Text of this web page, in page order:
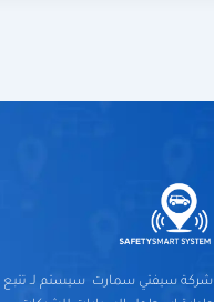
شركة سيفتي سمارت سيستم لـ تتبع